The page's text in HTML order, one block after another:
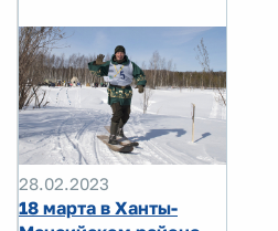
28.02.2023
18 марта в Ханты-